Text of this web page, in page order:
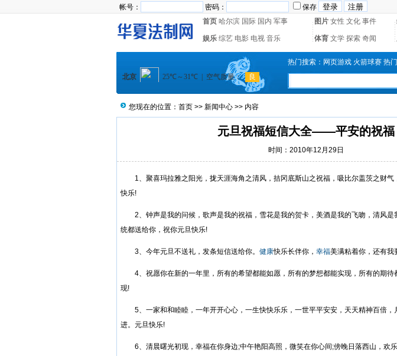
帐号： 密码： 保存
首页 哈尔滨 国际 国内 军事 图片 女性 文化 事件
娱乐 综艺 电影 电视 音乐 体育 文学 探索 奇闻
热门搜索： 网页游戏 火箭球赛 热
您现在的位置： 首页 >> 新闻中心 >> 内容
元旦祝福短信大全——平安的祝福
时间：2010年12月29日
1、聚喜玛拉雅之阳光，拢天涯海角之清风，拮冈底斯山之祝福，吸比尔盖茨之财气
快乐!
2、钟声是我的问候，歌声是我的祝福，雪花是我的贺卡，美酒是我的飞吻，清风是
统都送给你，祝你元旦快乐!
3、今年元旦不送礼，发条短信送给你。 健康快乐长伴你， 幸福美满粘着你，还有我
4、祝愿你在新的一年里，所有的希望都能如愿，所有的梦想都能实现，所有的期待
现!
5、一家和和睦睦，一年开开心心，一生快快乐乐，一世平平安安，天天精神百倍，
进。元旦快乐!
6、清晨曙光初现，幸福在你身边;中午艳阳高照，微笑在你心间;傍晚日落西山，欢